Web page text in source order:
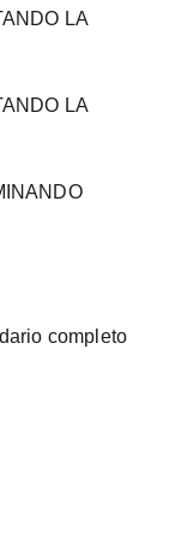
LA
LA
completo